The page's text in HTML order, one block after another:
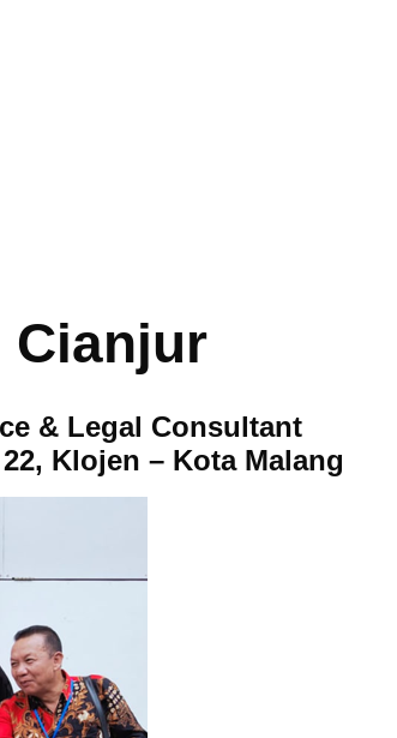
Cianjur
& Legal Consultant
Klojen – Kota Malang